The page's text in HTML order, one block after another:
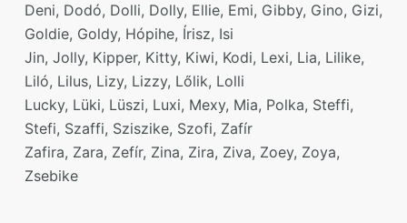
Deni, Dodó, Dolli, Dolly, Ellie, Emi, Gibby, Gino, Gizi,
Goldie, Goldy, Hópihe, Írisz, Isi
Jin, Jolly, Kipper, Kitty, Kiwi, Kodi, Lexi, Lia, Lilike,
Liló, Lilus, Lizy, Lizzy, Lőlik, Lolli
Lucky, Lüki, Lüszi, Luxi, Mexy, Mia, Polka, Steffi,
Stefi, Szaffi, Sziszike, Szofi, Zafír
Zafira, Zara, Zefír, Zina, Zira, Ziva, Zoey, Zoya,
Zsebike